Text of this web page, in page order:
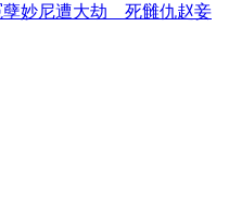
孽妙尼遭大劫 死雠仇赵妾